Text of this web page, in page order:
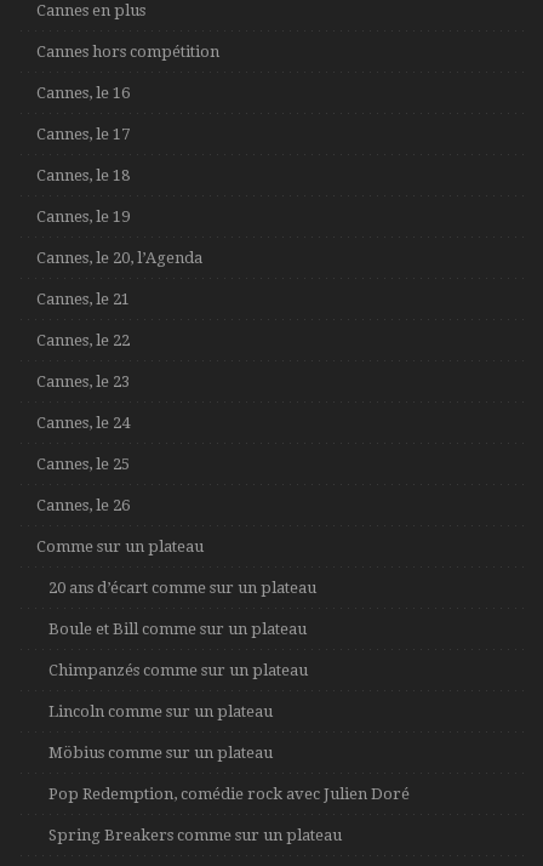
Cannes en plus
Cannes hors compétition
Cannes, le 16
Cannes, le 17
Cannes, le 18
Cannes, le 19
Cannes, le 20, l’Agenda
Cannes, le 21
Cannes, le 22
Cannes, le 23
Cannes, le 24
Cannes, le 25
Cannes, le 26
Comme sur un plateau
20 ans d’écart comme sur un plateau
Boule et Bill comme sur un plateau
Chimpanzés comme sur un plateau
Lincoln comme sur un plateau
Möbius comme sur un plateau
Pop Redemption, comédie rock avec Julien Doré
Spring Breakers comme sur un plateau